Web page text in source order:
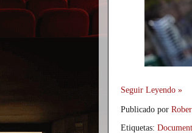
Seguir Leyendo »
Publicado por
Etiquetas: